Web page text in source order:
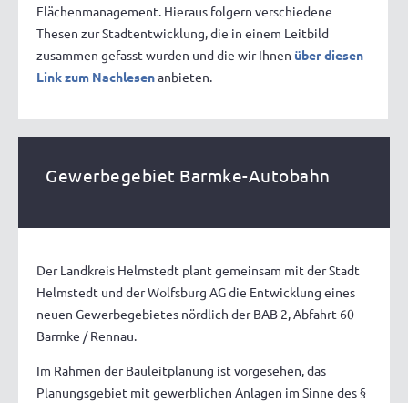
Flächenmanagement. Hieraus folgern verschiedene
Thesen zur Stadtentwicklung, die in einem Leitbild
zusammen gefasst wurden und die wir Ihnen über diesen
Link zum Nachlesenanbieten.
Gewerbegebiet Barmke-Autobahn
Der Landkreis Helmstedt plant gemeinsam mit der Stadt
Helmstedt und der Wolfsburg AG die Entwicklung eines
neuen Gewerbegebietes nördlich der BAB 2, Abfahrt 60
Barmke / Rennau.
Im Rahmen der Bauleitplanung ist vorgesehen, das
Planungsgebiet mit gewerblichen Anlagen im Sinne des §